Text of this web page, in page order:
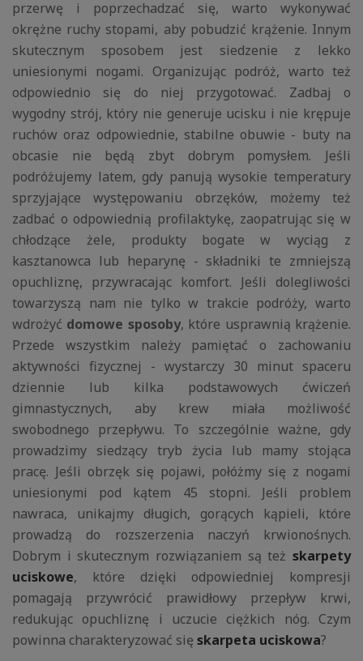
przerwę i poprzechadzać się, warto wykonywać
okrężne ruchy stopami, aby pobudzić krążenie. Innym
skutecznym sposobem jest siedzenie z lekko
uniesionymi nogami. Organizując podróż, warto też
odpowiednio się do niej przygotować. Zadbaj o
wygodny strój, który nie generuje ucisku i nie krępuje
ruchów oraz odpowiednie, stabilne obuwie - buty na
obcasie nie będą zbyt dobrym pomysłem. Jeśli
podróżujemy latem, gdy panują wysokie temperatury
sprzyjające występowaniu obrzęków, możemy też
zadbać o odpowiednią profilaktykę, zaopatrując się w
chłodzące żele, produkty bogate w wyciąg z
kasztanowca lub heparynę - składniki te zmniejszą
opuchliznę, przywracając komfort. Jeśli dolegliwości
towarzyszą nam nie tylko w trakcie podróży, warto
wdrożyć domowe sposoby, które usprawnią krążenie.
Przede wszystkim należy pamiętać o zachowaniu
aktywności fizycznej - wystarczy 30 minut spaceru
dziennie lub kilka podstawowych ćwiczeń
gimnastycznych, aby krew miała możliwość
swobodnego przepływu. To szczególnie ważne, gdy
prowadzimy siedzący tryb życia lub mamy stojąca
pracę. Jeśli obrzęk się pojawi, połóżmy się z nogami
uniesionymi pod kątem 45 stopni. Jeśli problem
nawraca, unikajmy długich, gorących kąpieli, które
prowadzą do rozszerzenia naczyń krwionośnych.
Dobrym i skutecznym rozwiązaniem są też skarpety
uciskowe, które dzięki odpowiedniej kompresji
pomagają przywrócić prawidłowy przepływ krwi,
redukując opuchliznę i uczucie ciężkich nóg. Czym
powinna charakteryzować się skarpeta uciskowa?